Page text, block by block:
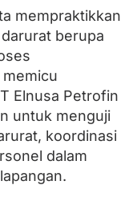
mempraktikkan
berupa
Elnusa Petrofin
untuk menguji
koordinasi
dalam